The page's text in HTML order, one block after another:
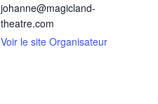
johanne@magicland-
theatre.com
Voir le site Organisateur